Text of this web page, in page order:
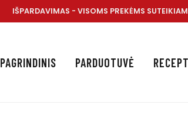
IŠPARDAVIMAS - VISOMS PREKĖMS
PAGRINDINIS PARDUOTUVĖ